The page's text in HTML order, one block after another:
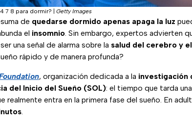
7 8 para dormir? Getty Images
de quedarse dormido apenas apaga la luz
el insomnio. Sin embargo, expertos advierten
una señal de alarma sobre la salud del cerebro y
rápido y de manera profunda?
, organización dedicada a la investigación
del Inicio del Sueño (SOL): el tiempo que tarda
realmente entra en la primera fase del sueño. En
.